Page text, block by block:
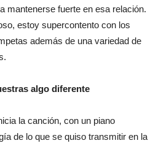
mantenerse fuerte en esa relación.
estoy supercontento con los
además de una variedad de
algo diferente
la canción, con un piano
de lo que se quiso transmitir en la